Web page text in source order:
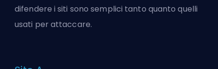
difendere i siti sono semplici tanto quanto quelli
usati per attaccare.